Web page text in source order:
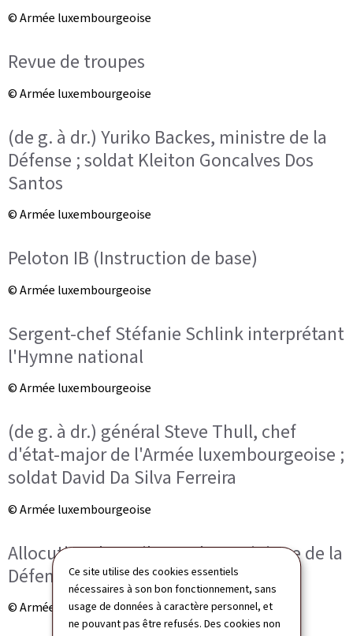
Ce site utilise des cookies essentiels
nécessaires à son bon fonctionnement, sans
usage de données à caractère personnel, et
ne pouvant pas être refusés. Des cookies non
© Armée luxembourgeoise
Revue de troupes
© Armée luxembourgeoise
(de g. à dr.) Yuriko Backes, ministre de la
Défense ; soldat Kleiton Goncalves Dos
Santos
© Armée luxembourgeoise
Peloton IB (Instruction de base)
© Armée luxembourgeoise
Sergent-chef Stéfanie Schlink interprétant
l'Hymne national
© Armée luxembourgeoise
(de g. à dr.) général Steve Thull, chef
d'état-major de l'Armée luxembourgeoise ;
soldat David Da Silva Ferreira
© Armée luxembourgeoise
Allocution de Yuriko Backes, ministre de la
Défense
© Armée luxembourgeoise